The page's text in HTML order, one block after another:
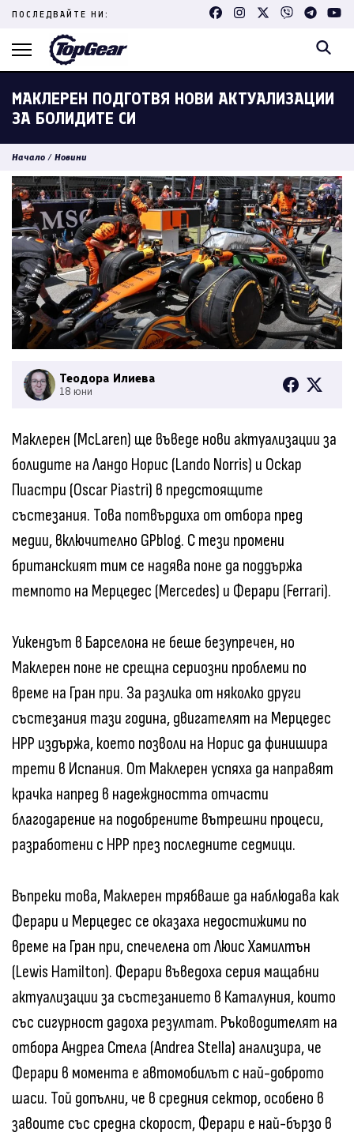
Skip
content
ПОСЛЕДВАЙТЕ НИ:
МАКЛЕРЕН ПОДГОТВЯ НОВИ АКТУАЛИЗАЦИИ
ЗА БОЛИДИТЕ СИ
Начало / Новини
Теодора Илиева
18 юни
Маклерен (McLaren) ще въведе нови актуализации за
болидите на Ландо Норис (Lando Norris) и Оскар
Пиастри (Oscar Piastri) в предстоящите
състезания. Това потвърдиха от отбора пред
медии, включително GPblog. С тези промени
британският тим се надява поне да поддържа
темпото на Мерцедес (Mercedes) и Ферари (Ferrari).
Уикендът в Барселона не беше безупречен, но
Маклерен поне не срещна сериозни проблеми по
време на Гран при. За разлика от няколко други
състезания тази година, двигателят на Мерцедес
HPP издържа, което позволи на Норис да финишира
трети в Испания. От Маклерен успяха да направят
крачка напред в надеждността отчасти
благодарение на подобрените вътрешни процеси,
разработени с HPP през последните седмици.
Въпреки това, Маклерен трябваше да наблюдава как
Ферари и Мерцедес се оказаха недостижими по
време на Гран при, спечелена от Люис Хамилтън
(Lewis Hamilton). Ферари въведоха серия мащабни
актуализации за състезанието в Каталуния, които
със сигурност дадоха резултат. Ръководителят на
отбора Андреа Стела (Andrea Stella) анализира, че
Ферари в момента е автомобилът с най-доброто
шаси. Той допълни, че в средния сектор, особено в
завоите със средна скорост, Ферари е най-бързо в